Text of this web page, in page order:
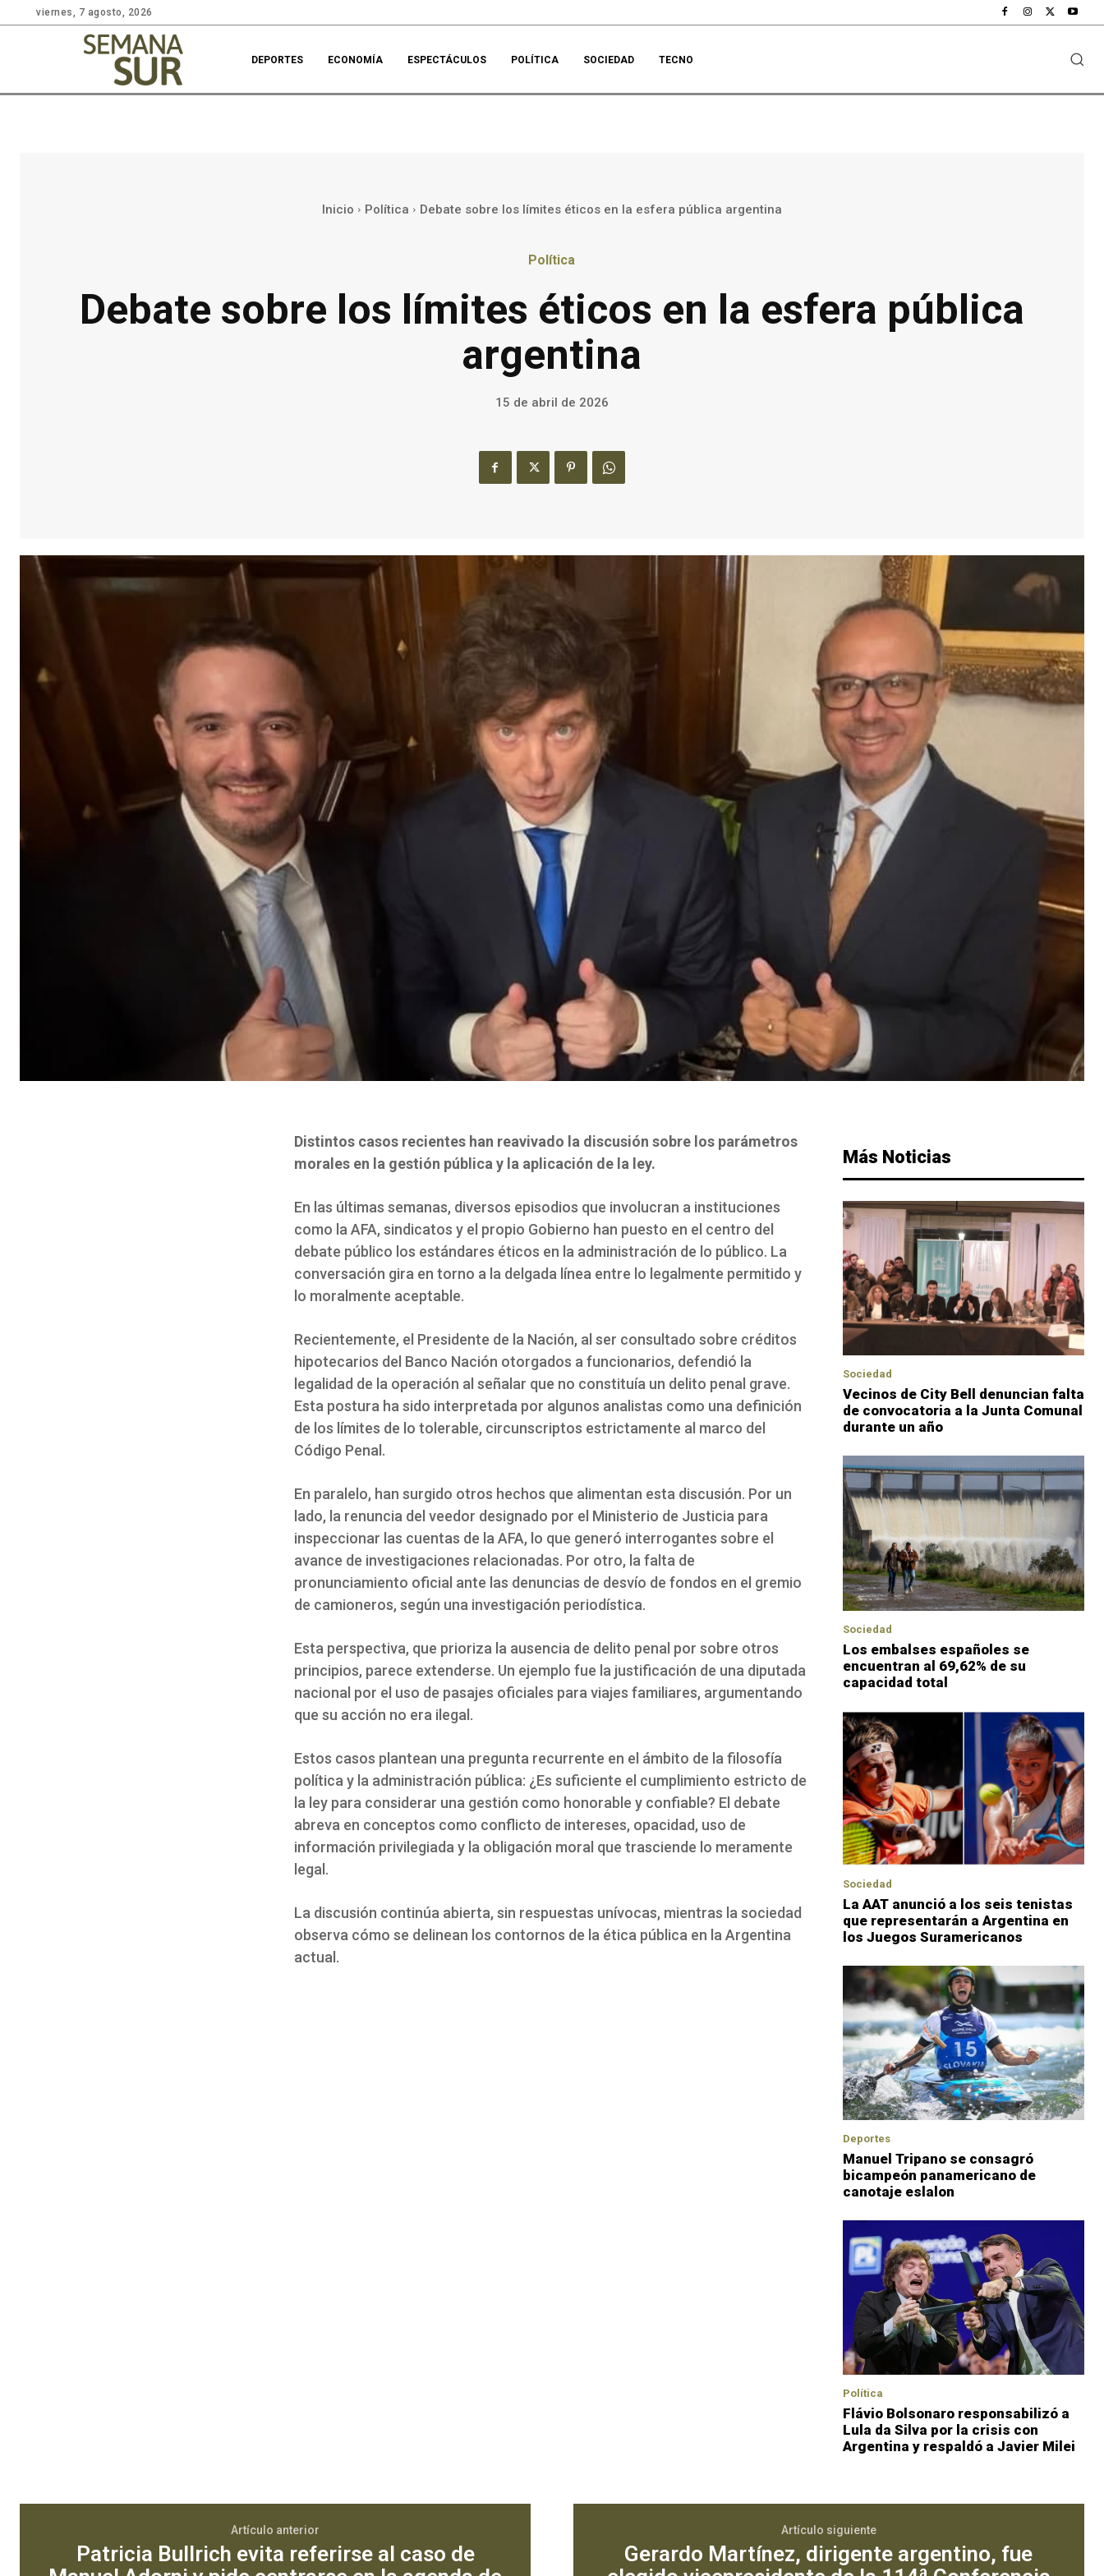
viernes, 7 agosto, 2026
DEPORTES ECONOMÍA ESPECTÁCULOS POLÍTICA SOCIEDAD TECNO
Inicio Política Debate sobre los límites éticos en la esfera pública argentina
Política
Debate sobre los límites éticos en la esfera pública
argentina
15 de abril de 2026
Distintos casos recientes han reavivado la discusión sobre los parámetros
morales en la gestión pública y la aplicación de la ley.
En las últimas semanas, diversos episodios que involucran a instituciones
como la AFA, sindicatos y el propio Gobierno han puesto en el centro del
debate público los estándares éticos en la administración de lo público. La
conversación gira en torno a la delgada línea entre lo legalmente permitido y
lo moralmente aceptable.
Recientemente, el Presidente de la Nación, al ser consultado sobre créditos
hipotecarios del Banco Nación otorgados a funcionarios, defendió la
legalidad de la operación al señalar que no constituía un delito penal grave.
Esta postura ha sido interpretada por algunos analistas como una definición
de los límites de lo tolerable, circunscriptos estrictamente al marco del
Código Penal.
En paralelo, han surgido otros hechos que alimentan esta discusión. Por un
lado, la renuncia del veedor designado por el Ministerio de Justicia para
inspeccionar las cuentas de la AFA, lo que generó interrogantes sobre el
avance de investigaciones relacionadas. Por otro, la falta de
pronunciamiento oficial ante las denuncias de desvío de fondos en el gremio
de camioneros, según una investigación periodística.
Esta perspectiva, que prioriza la ausencia de delito penal por sobre otros
principios, parece extenderse. Un ejemplo fue la justificación de una diputada
nacional por el uso de pasajes oficiales para viajes familiares, argumentando
que su acción no era ilegal.
Estos casos plantean una pregunta recurrente en el ámbito de la filosofía
política y la administración pública: ¿Es suficiente el cumplimiento estricto de
la ley para considerar una gestión como honorable y confiable? El debate
abreva en conceptos como conflicto de intereses, opacidad, uso de
información privilegiada y la obligación moral que trasciende lo meramente
legal.
La discusión continúa abierta, sin respuestas unívocas, mientras la sociedad
observa cómo se delinean los contornos de la ética pública en la Argentina
actual.
Más Noticias
Sociedad
Vecinos de City Bell denuncian falta
de convocatoria a la Junta Comunal
durante un año
Sociedad
Los embalses españoles se
encuentran al 69,62% de su
capacidad total
Sociedad
La AAT anunció a los seis tenistas
que representarán a Argentina en
los Juegos Suramericanos
Deportes
Manuel Tripano se consagró
bicampeón panamericano de
canotaje eslalon
Política
Flávio Bolsonaro responsabilizó a
Lula da Silva por la crisis con
Argentina y respaldó a Javier Milei
Artículo anterior
Patricia Bullrich evita referirse al caso de
Artículo siguiente
Gerardo Martínez, dirigente argentino, fue